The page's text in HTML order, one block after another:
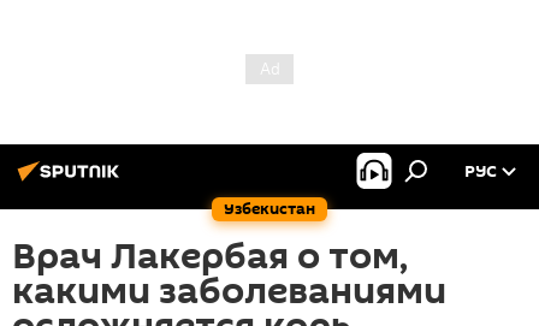
Узбекистан
РУС
Врач Лакербая о том,
какими заболеваниями